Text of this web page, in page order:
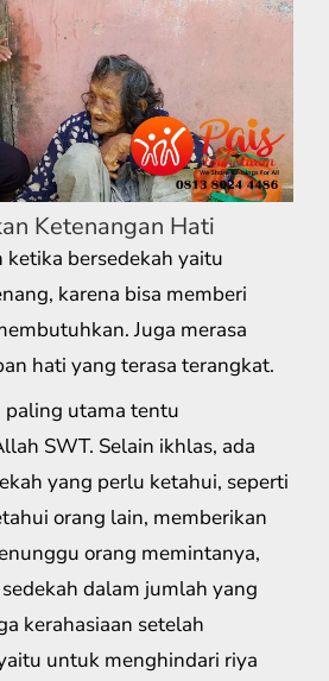
Ketenangan Hati
bersedekah yaitu
karena bisa memberi
Juga merasa
hati yang terasa terangkat.
paling utama tentu
SWT. Selain ikhlas, ada
yang perlu ketahui, seperti
orang lain, memberikan
orang memintanya,
dalam jumlah yang
kerahasiaan setelah
untuk menghindari riya